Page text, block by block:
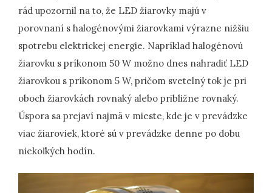
rád upozornil na to, že LED žiarovky majú v
porovnaní s halogénovými žiarovkami výrazne nižšiu
spotrebu elektrickej energie. Napríklad halogénovú
žiarovku s príkonom 50 W možno dnes nahradiť LED
žiarovkou s príkonom 5 W, pričom svetelný tok je pri
oboch žiarovkách rovnaký alebo približne rovnaký.
Úspora sa prejaví najmä v mieste, kde je v prevádzke
viac žiaroviek, ktoré sú v prevádzke denne po dobu
niekoľkých hodín.